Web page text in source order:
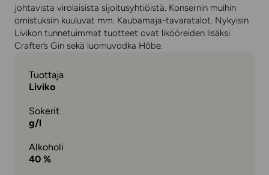
johtavista virolaisista sijoitusyhtiöistä. Konsernin muihin
omistuksiin kuuluvat mm. Kaubamaja-tavaratalot. Nykyisin
Livikon tunnetuimmat tuotteet ovat likööreiden lisäksi
Crafter’s Gin sekä luomuvodka Hõbe.
Tuottaja
Liviko
Sokerit
g/l
Alkoholi
40 %